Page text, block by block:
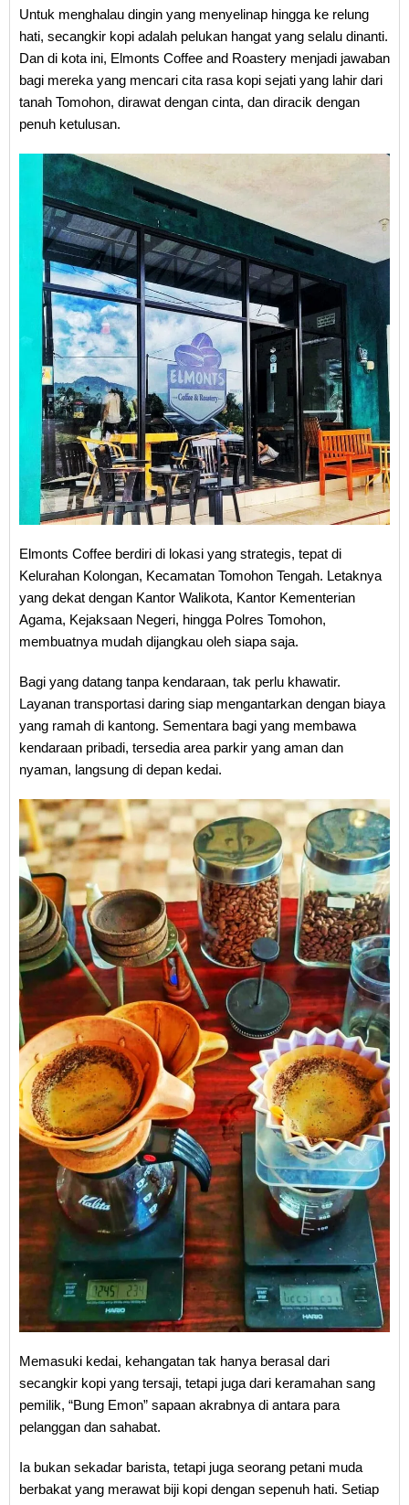
Untuk menghalau dingin yang menyelinap hingga ke relung
hati, secangkir kopi adalah pelukan hangat yang selalu dinanti.
Dan di kota ini, Elmonts Coffee and Roastery menjadi jawaban
bagi mereka yang mencari cita rasa kopi sejati yang lahir dari
tanah Tomohon, dirawat dengan cinta, dan diracik dengan
penuh ketulusan.
Elmonts Coffee berdiri di lokasi yang strategis, tepat di
Kelurahan Kolongan, Kecamatan Tomohon Tengah. Letaknya
yang dekat dengan Kantor Walikota, Kantor Kementerian
Agama, Kejaksaan Negeri, hingga Polres Tomohon,
membuatnya mudah dijangkau oleh siapa saja.
Bagi yang datang tanpa kendaraan, tak perlu khawatir.
Layanan transportasi daring siap mengantarkan dengan biaya
yang ramah di kantong. Sementara bagi yang membawa
kendaraan pribadi, tersedia area parkir yang aman dan
nyaman, langsung di depan kedai.
Memasuki kedai, kehangatan tak hanya berasal dari
secangkir kopi yang tersaji, tetapi juga dari keramahan sang
pemilik, “Bung Emon” sapaan akrabnya di antara para
pelanggan dan sahabat.
Ia bukan sekadar barista, tetapi juga seorang petani muda
berbakat yang merawat biji kopi dengan sepenuh hati. Setiap